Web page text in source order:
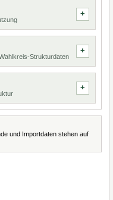
Strukturdaten
und Importdaten stehen auf